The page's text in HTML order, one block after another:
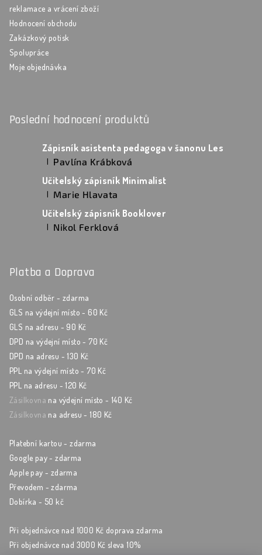
reklamace a vrácení zboží
Hodnocení obchodu
Zakázkový potisk
Spolupráce
Moje objednávka
Poslední hodnocení produktů
Zápisník asistenta pedagoga v šanonu Les
Hodnocení produktu je 5 z 5 hvězdiček.
| Pavlína Krábková
Učitelský zápisník Minimalist
Hodnocení produktu je 5 z 5 hvězdiček.
| Marie Hlavata
Učitelský zápisník Booklover
Hodnocení produktu je 5 z 5 hvězdiček.
| Nikol Ferklová
Platba a Doprava
Osobní odběr - zdarma
GLS na výdejní místo - 60 Kč
GLS na adresu - 90 Kč
DPD na výdejní místo - 70 Kč
DPD na adresu - 130 Kč
PPL na výdejní místo - 70 Kč
PPL na adresu - 120 Kč
Zásilkovna na výdejní místo - 140 Kč
Zásilkovna na adresu - 180 Kč
Platební kartou - zdarma
Google pay - zdarma
Apple pay - zdarma
Převodem - zdarma
Dobírka - 50 kč
Při objednávce nad 1000 Kč doprava zdarma
Při objednávce nad 3000 Kč sleva 10%